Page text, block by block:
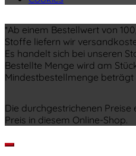
*Ab einem Bestellwert von
Stoffe liefern wir
Es handelt sich bei unseren
Bestellte Menge wird am
Mindestbestellmenge beträgt
Die durchgestrichenen
Preis in diesem Online-Shop.